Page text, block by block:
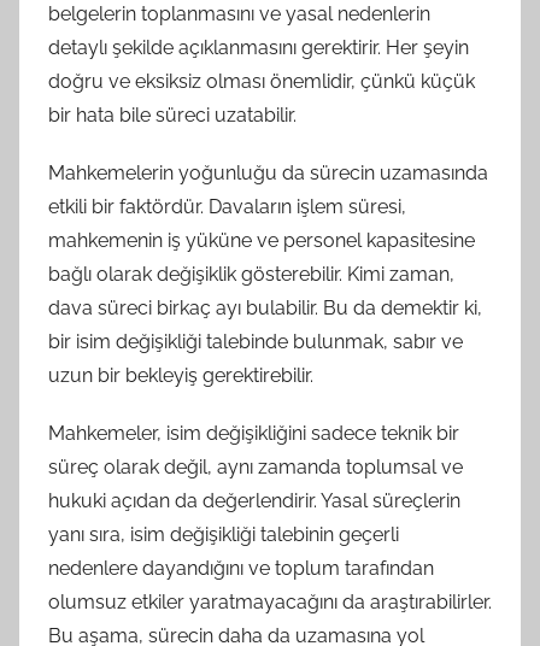
belgelerin toplanmasını ve yasal nedenlerin
detaylı şekilde açıklanmasını gerektirir. Her şeyin
doğru ve eksiksiz olması önemlidir, çünkü küçük
bir hata bile süreci uzatabilir.
Mahkemelerin yoğunluğu da sürecin uzamasında
etkili bir faktördür. Davaların işlem süresi,
mahkemenin iş yüküne ve personel kapasitesine
bağlı olarak değişiklik gösterebilir. Kimi zaman,
dava süreci birkaç ayı bulabilir. Bu da demektir ki,
bir isim değişikliği talebinde bulunmak, sabır ve
uzun bir bekleyiş gerektirebilir.
Mahkemeler, isim değişikliğini sadece teknik bir
süreç olarak değil, aynı zamanda toplumsal ve
hukuki açıdan da değerlendirir. Yasal süreçlerin
yanı sıra, isim değişikliği talebinin geçerli
nedenlere dayandığını ve toplum tarafından
olumsuz etkiler yaratmayacağını da araştırabilirler.
Bu aşama, sürecin daha da uzamasına yol